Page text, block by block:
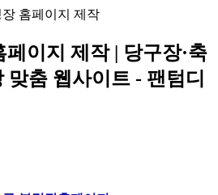
홈페이지 제작
이지 제작 | 당구장·축
맞춤 웹사이트 - 팬텀디